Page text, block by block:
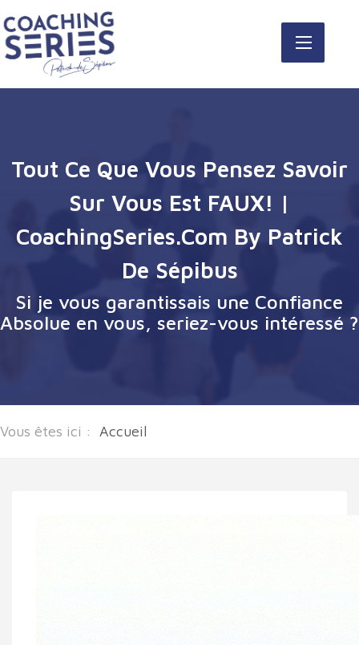
Tout Ce Que Vous Pensez Savoir
Sur Vous Est FAUX! |
CoachingSeries.com By Patrick
De Sépibus
Si je vous garantissais une Confiance
Absolue en vous, seriez-vous intéressé ?
Vous êtes ici : Accueil